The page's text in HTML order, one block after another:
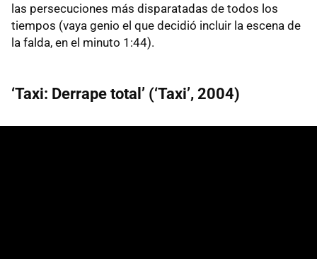
las persecuciones más disparatadas de todos los
tiempos (vaya genio el que decidió incluir la escena de
la falda, en el minuto 1:44).
‘Taxi: Derrape total’ (‘Taxi’, 2004)